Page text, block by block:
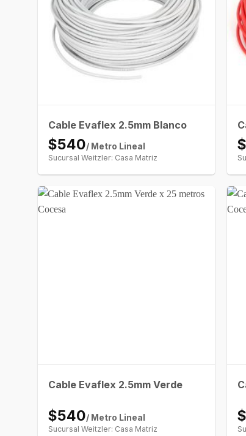
Cable Evaflex 2.5mm Blanco
$540/ Metro Lineal
Sucursal Weitzler: Casa Matriz
Cable Evaflex 2.5mm Verde
$540/ Metro Lineal
Sucursal Weitzler: Casa Matriz